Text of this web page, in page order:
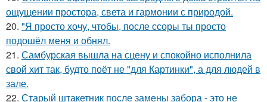
ощущении простора, света и гармонии с природой.
20. "Я просто хочу, чтобы, после ссоры ты просто
подошёл меня и обнял.
21. Самбурская вышла на сцену и спокойно исполнила
свой хит так, будто поёт не "для Картинки", а для людей в
зале.
22. Старый штакетник после замены забора - это не